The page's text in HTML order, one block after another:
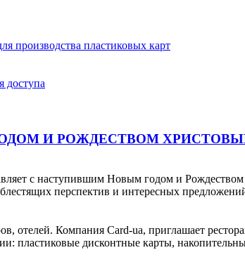
производства пластиковых карт
доступа
И РОЖДЕСТВОМ
с наступившим Новым годом и
перспектив и интересных
отелей. Компания Card-ua, приглашает
пластиковые дисконтные карты,